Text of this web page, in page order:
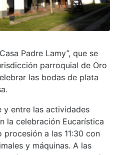
Padre Lamy”, que se
parroquial de Oro
las bodas de plata
y entre las actividades
la celebración Eucarística
procesión a las 11:30 con
y máquinas. A las